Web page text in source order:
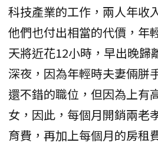
科技產業的工作，兩人年收
他們也付出相當的代價，年
天將近花12小時，早出晚歸
深夜，因為年輕時夫妻倆胼
還不錯的職位，但因為上有
女，因此，每個月開銷兩老
育費，再加上每個月的房租